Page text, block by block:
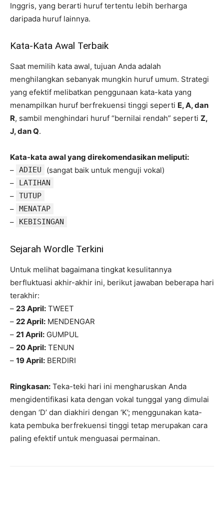
Inggris, yang berarti huruf tertentu lebih berharga
daripada huruf lainnya.
Kata-Kata Awal Terbaik
Saat memilih kata awal, tujuan Anda adalah
menghilangkan sebanyak mungkin huruf umum. Strategi
yang efektif melibatkan penggunaan kata-kata yang
menampilkan huruf berfrekuensi tinggi seperti E, A, dan
R, sambil menghindari huruf “bernilai rendah” seperti Z,
J, dan Q.
Kata-kata awal yang direkomendasikan meliputi:
– ADIEU
(sangat baik untuk menguji vokal)
–
LATIHAN
– TUTUP
– MENATAP
– KEBISINGAN
Sejarah Wordle Terkini
Untuk melihat bagaimana tingkat kesulitannya
berfluktuasi akhir-akhir ini, berikut jawaban beberapa hari
terakhir:
– 23 April: TWEET
– 22 April: MENDENGAR
– 21 April: GUMPUL
– 20 April: TENUN
– 19 April: BERDIRI
Ringkasan: Teka-teki hari ini mengharuskan Anda
mengidentifikasi kata dengan vokal tunggal yang dimulai
dengan ‘D’ dan diakhiri dengan ‘K’; menggunakan kata-
kata pembuka berfrekuensi tinggi tetap merupakan cara
paling efektif untuk menguasai permainan.